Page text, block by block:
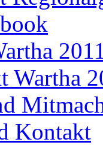
Wartha
Kontakt